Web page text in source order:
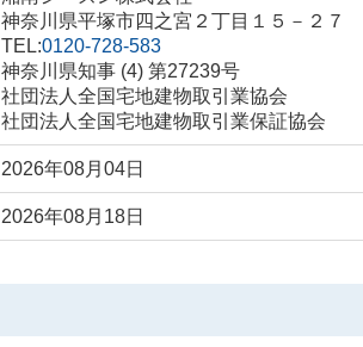
神奈川県平塚市四之宮２丁目１５－２７
TEL:0120-728-583
神奈川県知事 (4) 第27239号
社団法人全国宅地建物取引業協会
社団法人全国宅地建物取引業保証協会
2026年08月04日
2026年08月18日